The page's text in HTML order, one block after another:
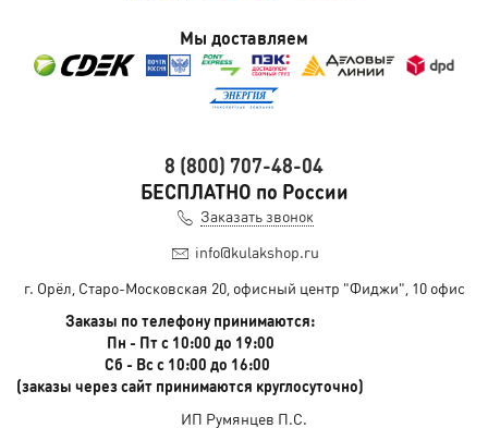
Мы доставляем
8 (800) 707-48-04
БЕСПЛАТНО по России
Заказать звонок
info@kulakshop.ru
г. Орёл, Старо-Московская 20, офисный центр "Фиджи", 10 офис
Заказы по телефону принимаются:
Пн - Пт с 10:00 до 19:00
Сб - Вс с 10:00 до 16:00
(заказы через сайт принимаются круглосуточно)
ИП Румянцев П.С.